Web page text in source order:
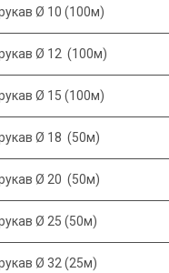
Ø 10 (100м)
Ø 12 (100м)
Ø 15 (100м)
Ø 18 (50м)
Ø 20 (50м)
Ø 25 (50м)
Ø 32 (25м)